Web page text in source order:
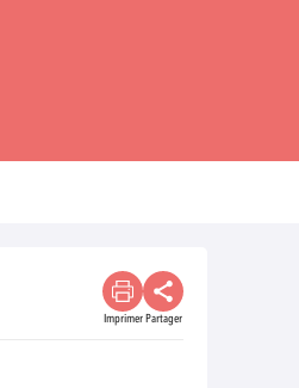
Imprimer Partager